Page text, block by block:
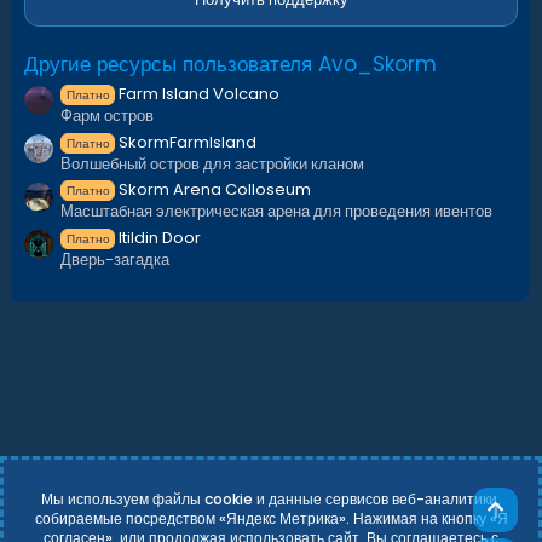
- Portal x6
-Skorm Arena(Colosseum) x1
Facepunch Monuments:
- Bandit Camp
- Cave Medium Hard
- Outpost
- Fishing Village A/
- Satellite Dish
- Mining Outpost x3
- Oxum`s Gas Station x3
Другие ресурсы пользователя Avo_Skorm
Платно Farm Island Volcano
Фарм остров
Платно SkormFarmIsland
Волшебный остров для застройки кланом
Платно Skorm Arena Colloseum
Масштабная электрическая арена для проведения ивентов
Платно Itildin Door
Дверь-загадка
Мы используем файлы cookie и данные сервисов веб-аналитики,
собираемые посредством «Яндекс Метрика». Нажимая на кнопку «Я
согласен», или продолжая использовать сайт, Вы соглашаетесь с